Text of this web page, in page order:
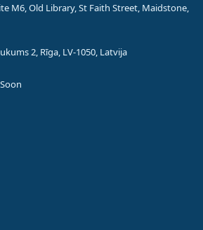
M6, Old Library, St Faith Street, Maidstone,
2, Rīga, LV-1050, Latvija